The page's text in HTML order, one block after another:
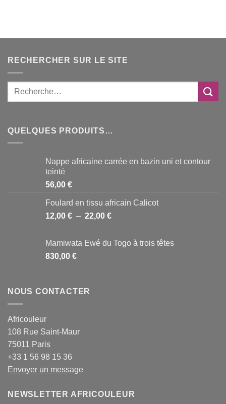
RECHERCHER SUR LE SITE
QUELQUES PRODUITS…
Nappe africaine carrée en bazin uni et contour
teinté
56,00 €
Foulard en tissu africain Calicot
12,00 € – 22,00 €Plage
12,00 €
Mamiwata Ewé du Togo à trois têtes
830,00 €
NOUS CONTACTER
Africouleur
108 Rue Saint-Maur
75011 Paris
+33 1 56 98 15 36
Envoyer un message
NEWSLETTER AFRICOULEUR